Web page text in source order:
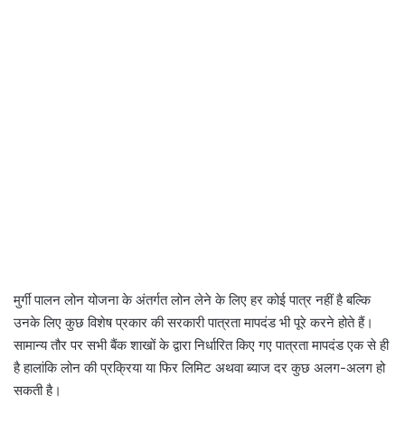
मुर्गी पालन लोन योजना के अंतर्गत लोन लेने के लिए हर कोई पात्र नहीं है बल्कि
उनके लिए कुछ विशेष प्रकार की सरकारी पात्रता मापदंड भी पूरे करने होते हैं।
सामान्य तौर पर सभी बैंक शाखों के द्वारा निर्धारित किए गए पात्रता मापदंड एक से ही
है हालांकि लोन की प्रक्रिया या फिर लिमिट अथवा ब्याज दर कुछ अलग-अलग हो
सकती है।